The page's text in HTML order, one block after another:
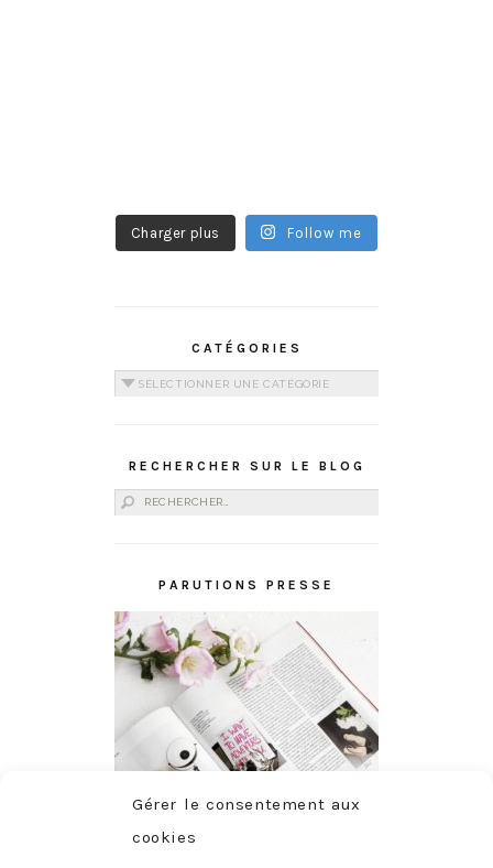
Gérer le consentement aux
cookies
Charger plus Follow me
CATÉGORIES
Catégories
RECHERCHER SUR LE BLOG
Rechercher :
PARUTIONS PRESSE